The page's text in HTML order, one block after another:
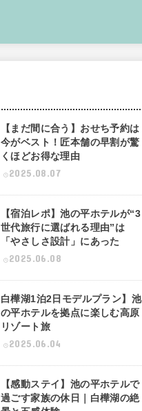
【まだ間に合う】おせち予約は
今がベスト！匠本舗の早割が驚
くほどお得な理由
2025.08.07
【宿泊レポ】池の平ホテルが“3
世代旅行に選ばれる理由”は
「やさしさ設計」にあった
2025.06.08
白樺湖1泊2日モデルプラン】池
の平ホテルを拠点に楽しむ高原
リゾート旅
2025.06.04
【感動ステイ】池の平ホテルで
過ごす家族の休日｜白樺湖の絶